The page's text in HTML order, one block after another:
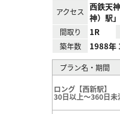
アクセス
西鉄天
神）駅」
間取り 1R
築年数 1988年
プラン名・期間
ロング【西新駅】
30日以上～360日未